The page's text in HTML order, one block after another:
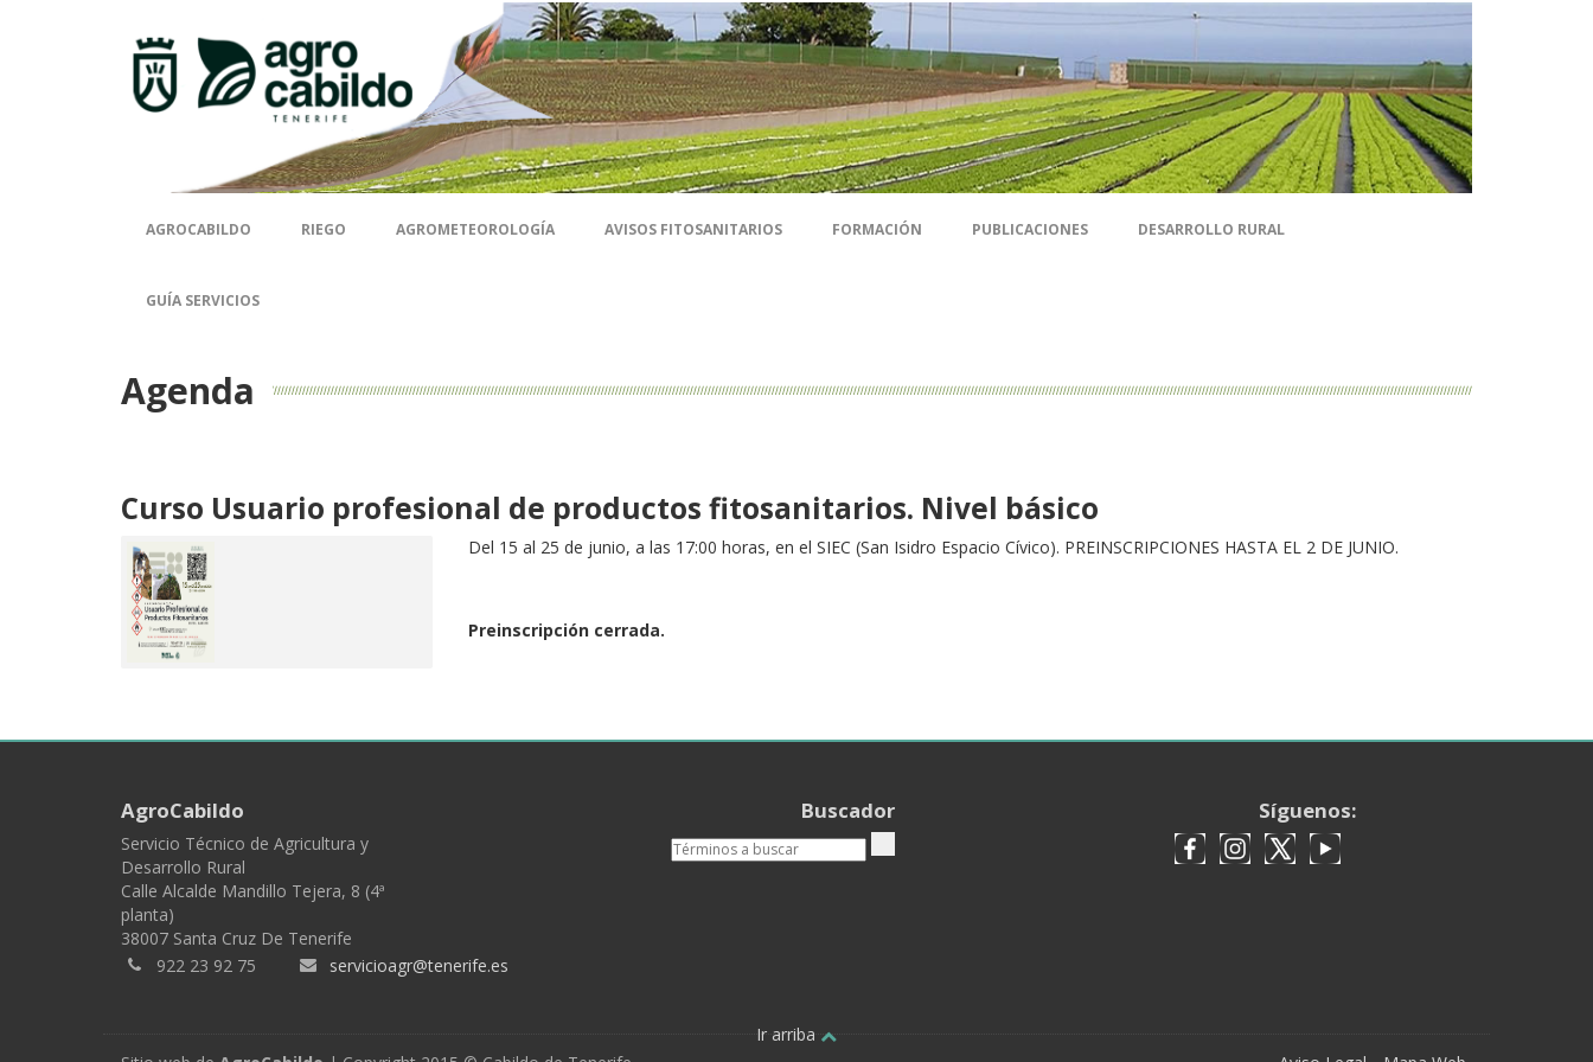
AGROCABILDO RIEGO AGROMETEOROLOGÍA AVISOS FITOSANITARIOS FORMACIÓN PUBLICACIONES DESARROLLO RURAL
GUÍA SERVICIOS
Agenda
Curso Usuario profesional de productos fitosanitarios. Nivel básico
Del 15 al 25 de junio, a las 17:00 horas, en el SIEC (San Isidro Espacio Cívico). PREINSCRIPCIONES HASTA EL 2 DE JUNIO.
Preinscripción cerrada.
AgroCabildo
Servicio Técnico de Agricultura y
Desarrollo Rural
Calle Alcalde Mandillo Tejera, 8 (4ª
planta)
38007 Santa Cruz De Tenerife
922 23 92 75
servicioagr@tenerife.es
Buscador Síguenos:
Ir arriba